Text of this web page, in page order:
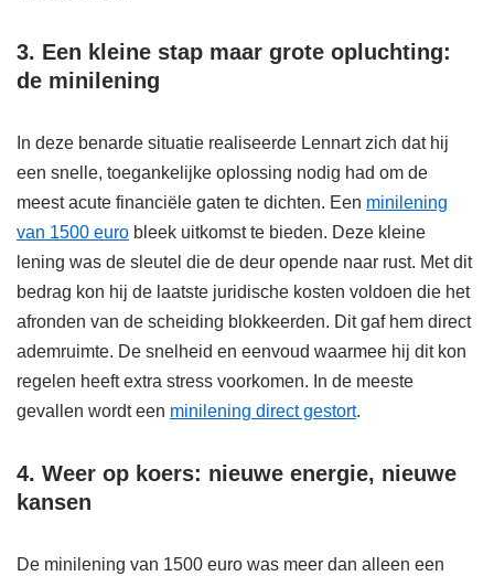
3. Een kleine stap maar grote opluchting:
de minilening
In deze benarde situatie realiseerde Lennart zich dat hij
een snelle, toegankelijke oplossing nodig had om de
meest acute financiële gaten te dichten. Een minilening
van 1500 euro bleek uitkomst te bieden. Deze kleine
lening was de sleutel die de deur opende naar rust. Met dit
bedrag kon hij de laatste juridische kosten voldoen die het
afronden van de scheiding blokkeerden. Dit gaf hem direct
ademruimte. De snelheid en eenvoud waarmee hij dit kon
regelen heeft extra stress voorkomen. In de meeste
gevallen wordt een minilening direct gestort.
4. Weer op koers: nieuwe energie, nieuwe
kansen
De minilening van 1500 euro was meer dan alleen een